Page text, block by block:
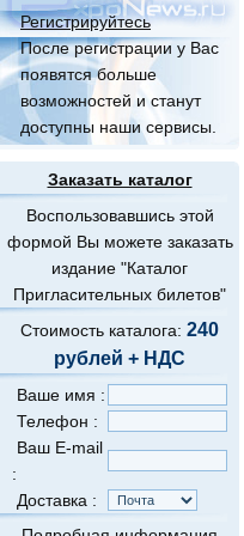
Регистрируйтесь
После регистрации у Вас
появятся больше
возможностей и станут
доступны наши сервисы.
Заказать каталог
Воспользовавшись этой
формой Вы можете заказать
издание "Каталог
Пригласительных билетов"
Стоимость каталога: 240
рублей + НДС
Ваше имя :
Телефон :
Ваш E-mail
:
Доставка :